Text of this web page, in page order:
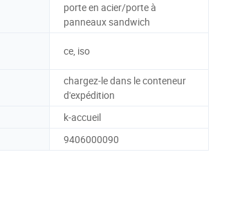
porte en acier/porte à
panneaux sandwich
ce, iso
chargez-le dans le conteneur
d'expédition
k-accueil
9406000090